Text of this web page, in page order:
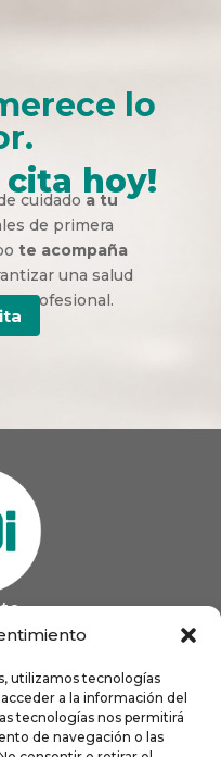
utilizamos tecnologías
a la información del
tecnologías nos permitirá
de navegación o las
lo
cita hoy!
cuidado a tu
de primera
te acompaña
una salud
y profesional.
9:00 a 13:00 - 16:00 a 21:00
a 13:00 - 16:00 a 20:00